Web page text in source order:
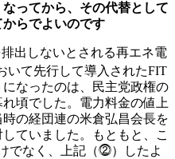
ってから、その代替として
らでよいのです
排出しないとされる再エネ電
いて先行して導入されたFIT
なったのは、民主党政権の
頃でした。電力料金の値上
の経団連の米倉弘昌会長を
ていました。もともと、こ
でなく、上記（⓶）したよ